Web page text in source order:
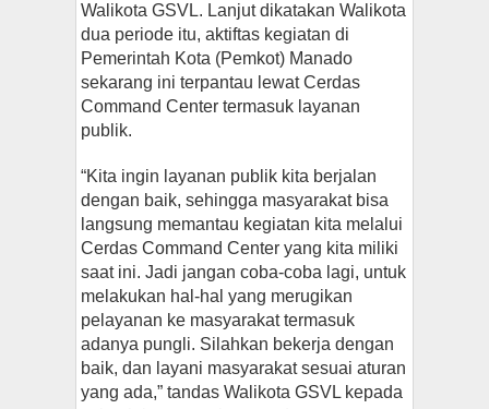
Walikota GSVL. Lanjut dikatakan Walikota
dua periode itu, aktiftas kegiatan di
Pemerintah Kota (Pemkot) Manado
sekarang ini terpantau lewat Cerdas
Command Center termasuk layanan
publik.
“Kita ingin layanan publik kita berjalan
dengan baik, sehingga masyarakat bisa
langsung memantau kegiatan kita melalui
Cerdas Command Center yang kita miliki
saat ini. Jadi jangan coba-coba lagi, untuk
melakukan hal-hal yang merugikan
pelayanan ke masyarakat termasuk
adanya pungli. Silahkan bekerja dengan
baik, dan layani masyarakat sesuai aturan
yang ada,” tandas Walikota GSVL kepada